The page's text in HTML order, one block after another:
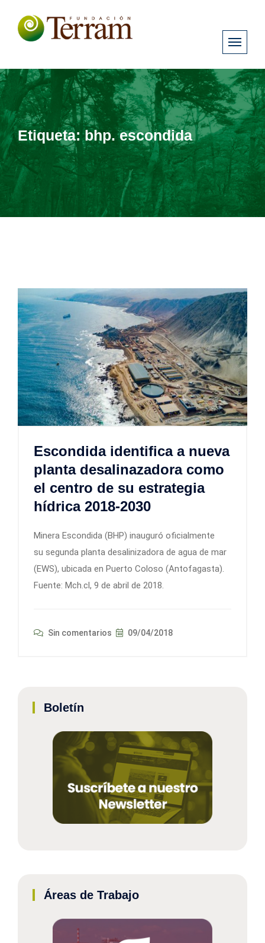
Etiqueta:bhp. escondida
Escondida identifica a nueva
planta desalinazadora como
el centro de su estrategia
hídrica 2018-2030
Minera Escondida (BHP) inauguró oficialmente
su segunda planta desalinizadora de agua de mar
(EWS), ubicada en Puerto Coloso (Antofagasta).
Fuente: Mch.cl, 9 de abril de 2018.
Sin comentarios 09/04/2018
Boletín
Áreas de Trabajo